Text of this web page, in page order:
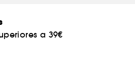
a 39€